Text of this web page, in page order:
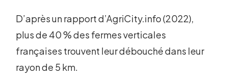
D’après un rapport d’AgriCity.info (2022),
plus de 40 % des fermes verticales
françaises trouvent leur débouché dans leur
rayon de 5 km.